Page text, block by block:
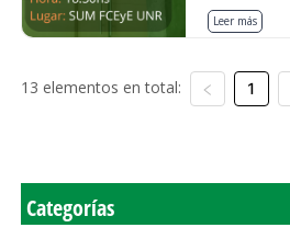
Leer más
13 elementos en total: 1
Categorías